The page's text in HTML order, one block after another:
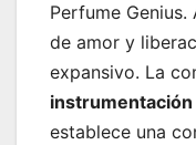
Perfume
de amor y
expansivo. La
instrumentación
establece una